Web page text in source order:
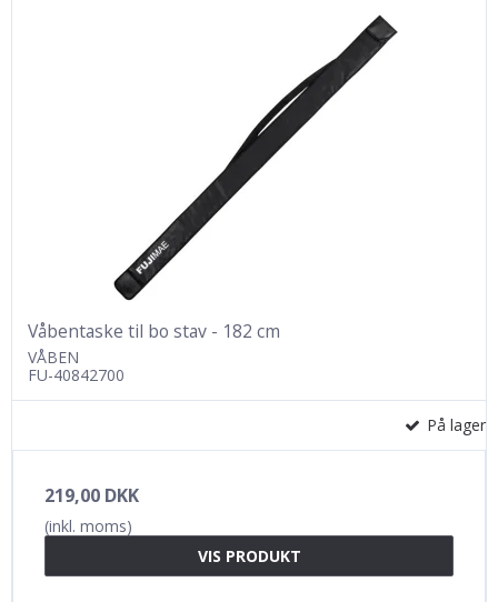
Våbentaske til bo stav - 182 cm
VÅBEN
FU-40842700
På lager
219,00 DKK
(inkl. moms)
VIS PRODUKT